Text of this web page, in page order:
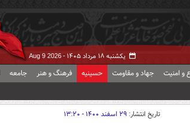
یکشنبه ۱۸ مرداد ۱۴۰۵ - Aug 9 2026
و امنیت جهاد و مقاومت حسینیه فرهنگ و هنر جامعه
تاریخ انتشار: ۲۹ اسفند ۱۴۰۰ - ۱۳:۲۰